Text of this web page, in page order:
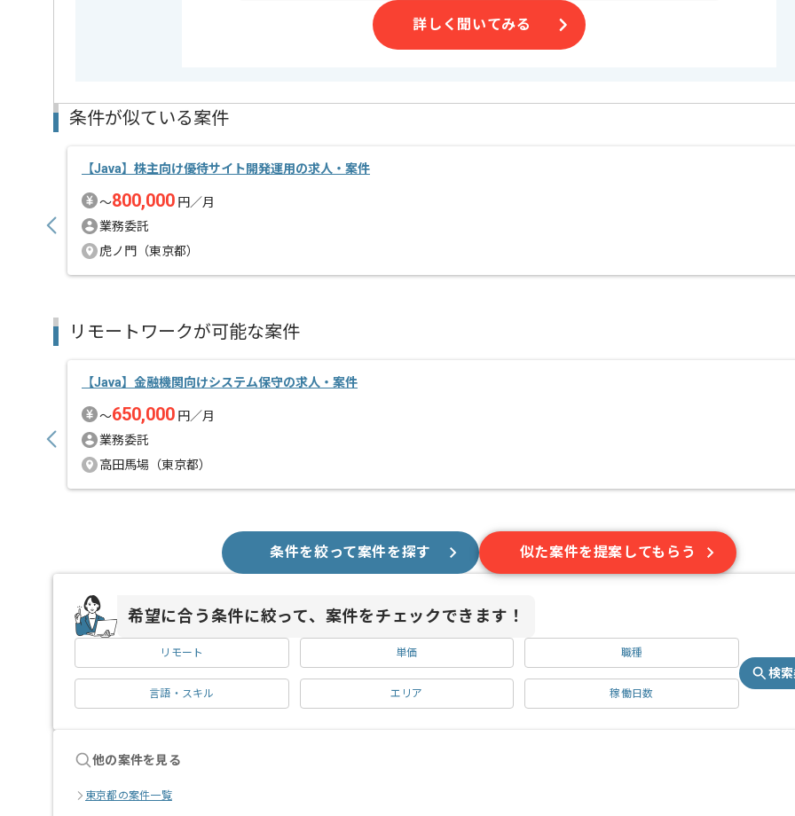
詳しく聞いてみる
条件が似ている案件
【Java】株主向け優待サイト開発運用の求人・案件
〜800,000 円／月
業務委託
虎ノ門（東京都）
リモートワークが可能な案件
【Java】金融機関向けシステム保守の求人・案件
〜650,000 円／月
業務委託
高田馬場（東京都）
条件を絞って案件を探す 似た案件を提案してもらう
希望に合う条件に絞って、案件をチェックできます！
リモート 単価 職種
言語・スキル エリア 稼働日数
検
他の案件を見る
東京都の案件一覧